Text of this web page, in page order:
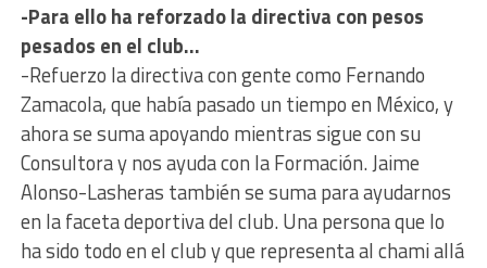
-Para ello ha reforzado la directiva con pesos
pesados en el club…
-Refuerzo la directiva con gente como Fernando
Zamacola, que había pasado un tiempo en México, y
ahora se suma apoyando mientras sigue con su
Consultora y nos ayuda con la Formación. Jaime
Alonso-Lasheras también se suma para ayudarnos
en la faceta deportiva del club. Una persona que lo
ha sido todo en el club y que representa al chami allá